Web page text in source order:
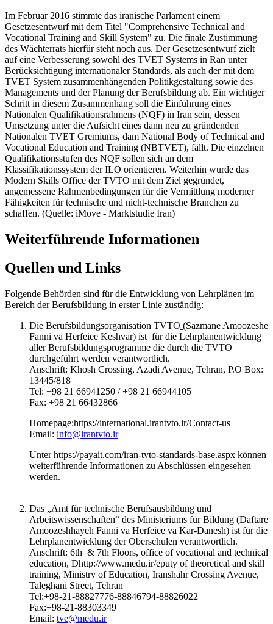
Im Februar 2016 stimmte das iranische Parlament einem
Gesetzesentwurf mit dem Titel "Comprehensive Technical and
Vocational Training and Skill System" zu. Die finale Zustimmung
des Wächterrats hierfür steht noch aus. Der Gesetzesentwurf zielt
auf eine Verbesserung sowohl des TVET Systems in Ran unter
Berücksichtigung internationaler Standards, als auch der mit dem
TVET System zusammenhängenden Politikgestaltung sowie des
Managements und der Planung der Berufsbildung ab. Ein wichtiger
Schritt in diesem Zusammenhang soll die Einführung eines
Nationalen Qualifikationsrahmens (NQF) in Iran sein, dessen
Umsetzung unter die Aufsicht eines dann neu zu gründenden
Nationalen TVET Gremiums, dam National Body of Technical and
Vocational Education and Training (NBTVET), fällt. Die einzelnen
Qualifikationsstufen des NQF sollen sich an dem
Klassifikationssystem der ILO orientieren. Weiterhin wurde das
Modern Skills Office der TVTO mit dem Ziel gegründet,
angemessene Rahmenbedingungen für die Vermittlung moderner
Fähigkeiten für technische und nicht-technische Branchen zu
schaffen. (Quelle: iMove - Marktstudie Iran)
Weiterführende Informationen
Quellen und Links
Folgende Behörden sind für die Entwicklung von Lehrplänen im
Bereich der Berufsbildung in erster Linie zuständig:
Die Berufsbildungsorganisation TVTO (Sazmane Amoozeshe
Fanni va Herfeiee Keshvar) ist für die Lehrplanentwicklung
aller Berufsbildungsprogramme die durch die TVTO
durchgeführt werden verantwortlich.
Anschrift: Khosh Crossing, Azadi Avenue, Tehran, P.O Box:
13445/818
Tel: +98 21 66941250 / +98 21 66944105
Fax: +98 21 66432866
Homepage:https://international.irantvto.ir/Contact-us
Email: info@irantvto.ir
Unter https://payait.com/iran-tvto-standards-base.aspx können
weiterführende Informationen zu Abschlüssen eingesehen
werden.
Das „Amt für technische Berufsausbildung und
Arbeitswissenschaften“ des Ministeriums für Bildung (Daftare
Amoozeshhayeh Fanni va Herfeiee va Kar-Danesh) ist für die
Lehrplanentwicklung der Oberschulen verantwortlich.
Anschrift: 6th & 7th Floors, office of vocational and technical
education, Dhttp://www.medu.ir/eputy of theoretical and skill
training, Ministry of Education, Iranshahr Crossing Avenue,
Taleghani Street, Tehran
Tel:+98-21-88827776-88846794-88826022
Fax:+98-21-88303349
Email: tve@medu.ir